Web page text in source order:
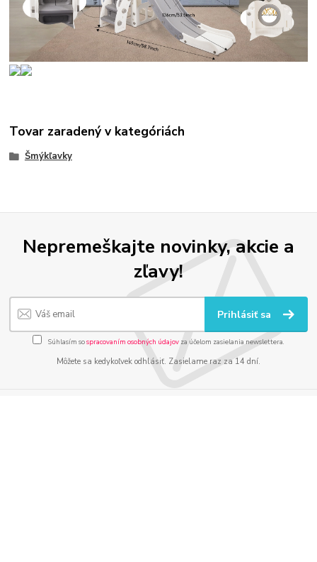
Tovar zaradený v kategóriách
Šmýkľavky
Nepremeškajte novinky, akcie a
zľavy!
Prihlásiť sa
Súhlasím sospracovaním osobných údajov za účelom zasielania newslettera.
Môžete sa kedykoľvek odhlásiť. Zasielame raz za 14 dní.